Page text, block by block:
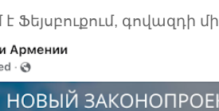
Ֆեյսբուքում, գովազդի